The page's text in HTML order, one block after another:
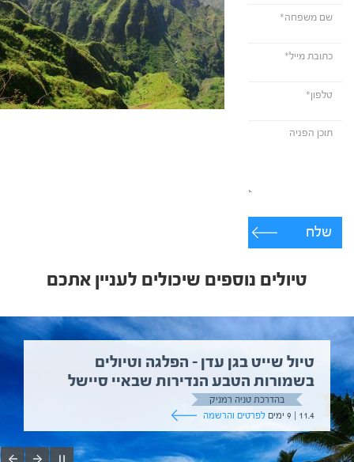
שלח
טיולים נוספים שיכולים לעניין אתכם
טיול שייט בגן עדן – הפלגה וטיולים
בשמורות הטבע הנדירות שבאיי סיישל
בהדרכת טניה רמניק
11.4 | 9 ימים
לפרטים והרשמה